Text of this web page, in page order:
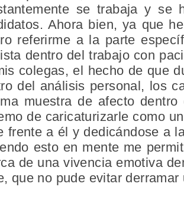
se trabaja y se
Ahora bien, ya que
referirme a la parte
dentro del trabajo con
colegas, el hecho de que
del análisis personal, los
muestra de afecto
de caricaturizarle como
frente a él y dedicándose a
esto en mente me
de una vivencia emotiva
que no pude evitar derramar